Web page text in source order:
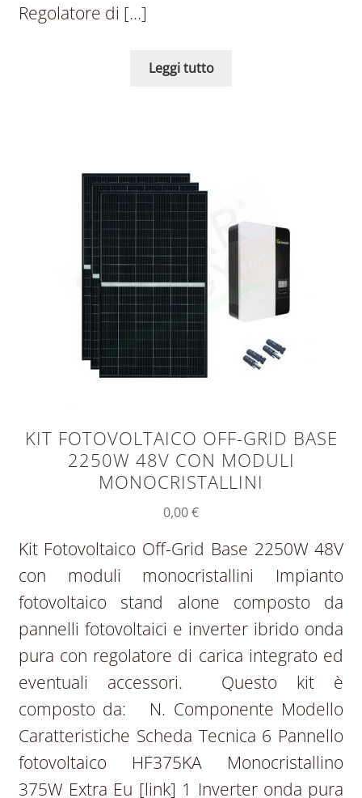
Regolatore di […]
Leggi tutto
KIT FOTOVOLTAICO OFF-GRID BASE
2250W 48V CON MODULI
MONOCRISTALLINI
0,00€
Kit Fotovoltaico Off-Grid Base 2250W 48V
con moduli monocristallini Impianto
fotovoltaico stand alone composto da
pannelli fotovoltaici e inverter ibrido onda
pura con regolatore di carica integrato ed
eventuali accessori. Questo kit è
composto da: N. Componente Modello
Caratteristiche Scheda Tecnica 6 Pannello
fotovoltaico HF375KA Monocristallino
375W Extra Eu [link] 1 Inverter onda pura